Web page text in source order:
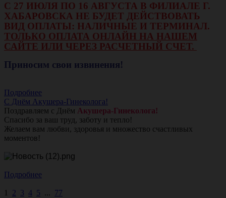
С 27 ИЮЛЯ ПО 16 АВГУСТА В ФИЛИАЛЕ Г.
ХАБАРОВСКА НЕ БУДЕТ ДЕЙСТВОВАТЬ
ВИД ОПЛАТЫ: НАЛИЧНЫЕ И ТЕРМИНАЛ.
ТОЛЬКО ОПЛАТА ОНЛАЙН НА НАШЕМ
САЙТЕ ИЛИ ЧЕРЕЗ РАСЧЕТНЫЙ СЧЕТ.
Приносим свои извинения!
Подробнее
С Днём Акушера-Гинеколога!
Поздравляем с Днём Акушера-Гинеколога!
Спасибо за ваш труд, заботу и тепло!
Желаем вам любви, здоровья и множество счастливых
моментов!
Подробнее
1 2 3 4 5 ... 77